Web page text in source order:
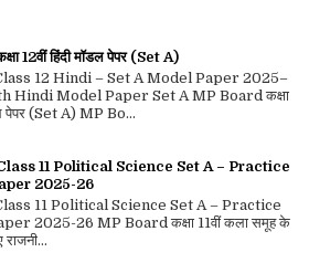
12वीं हिंदी मॉडल पेपर (Set A)
12 Hindi – Set A Model Paper 2025–
Hindi Model Paper Set A MP Board कक्षा
पेपर (Set A) MP Bo...
11 Political Science Set A – Practice
2025-26
11 Political Science Set A – Practice
2025-26 MP Board कक्षा 11वीं कला समूह के
राजनी...